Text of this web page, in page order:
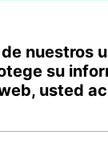
nuestros
su
usted